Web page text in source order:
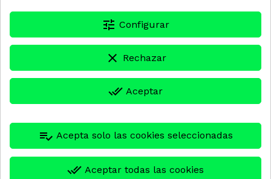
6007004
ELECTROVALVULA 121 K
HYB6106
OBS ELECTROVALVULA
AC
72,24 €
tune Configurar
clear Rechazar
done_all Aceptar
playlist_add_check Acepta solo las cookies seleccionadas
done_all Aceptar todas las cookies